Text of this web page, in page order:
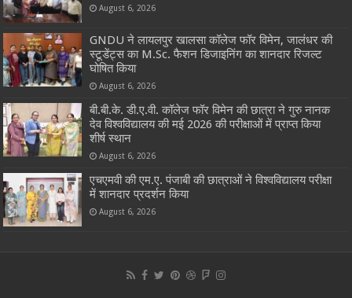
August 6, 2026
GNDU ने लायलपुर खालसा कॉलेज फॉर विमेन, जालंधर की
स्टूडेंट्स का M.Sc. फैशन डिजाइनिंग का शानदार रिजल्ट
घोषित किया
August 6, 2026
बी.बी.के. डी.ए.वी. कॉलेज फॉर विमेन की छात्रा ने गुरु नानक
देव विश्वविद्यालय की मई 2026 की परीक्षाओं में प्राप्त किया
शीर्ष स्थान
August 6, 2026
एचएमवी की एम.ए. पंजाबी की छात्राओं ने विश्वविद्यालय परीक्षा
में शानदार प्रदर्शन किया
August 6, 2026